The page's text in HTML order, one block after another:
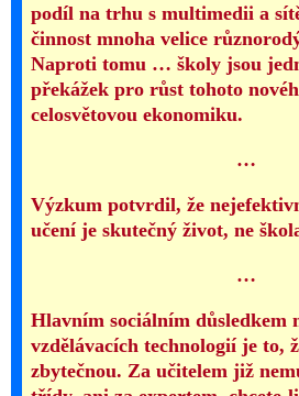
podíl na trhu s multimedii a
činnost mnoha velice
Naproti tomu … školy jsou
překážek pro růst tohoto
celosvětovou ekonomiku.
…
Výzkum potvrdil, že
učení je skutečný život, ne
…
Hlavním sociálním důsledkem
vzdělávacích technologií je to,
zbytečnou. Za učitelem již